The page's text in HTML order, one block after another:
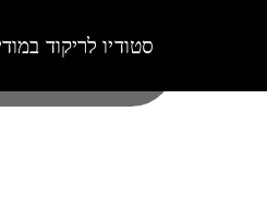
סטודיו לריקוד